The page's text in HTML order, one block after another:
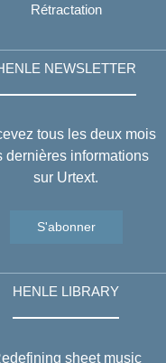
Rétractation
NEWSLETTER
tous les deux mois
dernières informations
sur Urtext.
S'abonner
HENLE LIBRARY
sheet music